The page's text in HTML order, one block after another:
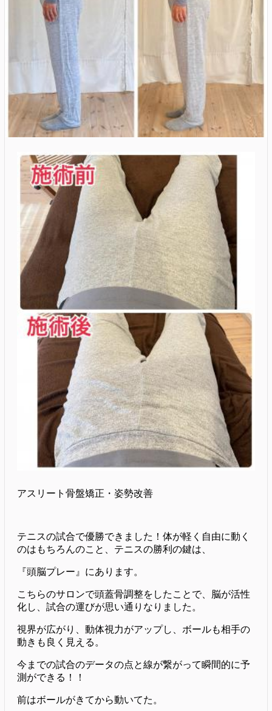
アスリート骨盤矯正・姿勢改善
テニスの試合で優勝できました！体が軽く自由に動く
のはもちろんのこと、テニスの勝利の鍵は、
『頭脳プレー』にあります。
こちらのサロンで頭蓋骨調整をしたことで、脳が活性
化し、試合の運びが思い通りなりました。
視界が広がり、動体視力がアップし、ボールも相手の
動きも良く見える。
今までの試合のデータの点と線が繋がって瞬間的に予
測ができる！！
前はボールがきてから動いてた。